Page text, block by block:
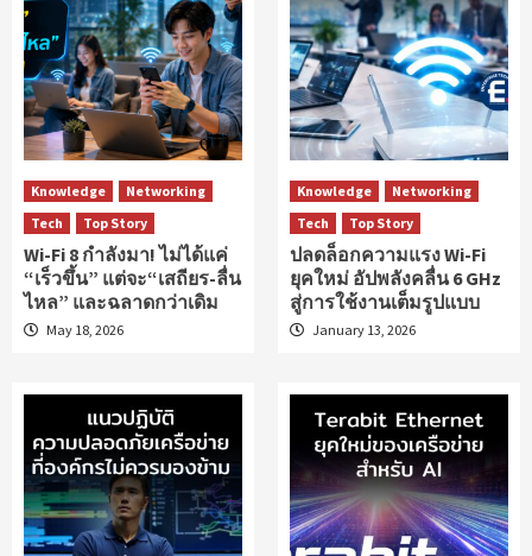
Knowledge
Networking
Tech
Top Story
Wi-Fi 8 กำลังมา! ไม่ได้แค่
“เร็วขึ้น” แต่จะ“เสถียร-ลื่น
ไหล” และฉลาดกว่าเดิม
May 18, 2026
Knowledge
Networking
Tech
Top Story
ปลดล็อกความแรง Wi-Fi
ยุคใหม่ อัปพลังคลื่น 6 GHz
สู่การใช้งานเต็มรูปแบบ
January 13, 2026